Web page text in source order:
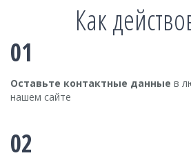
Как
01
Оставьте контактные данные в
нашем сайте
02